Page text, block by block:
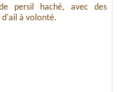
persil haché, avec des
à volonté.